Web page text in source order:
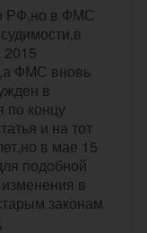
РФ,но в ФМС
ФМС вновь
в
по концу
и на тот
в мае 15
подобной
в
законам